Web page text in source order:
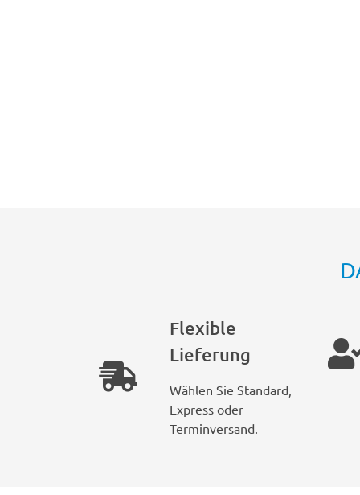
Flexible
Lieferung
Wählen Sie Standard,
Express oder
Terminversand.